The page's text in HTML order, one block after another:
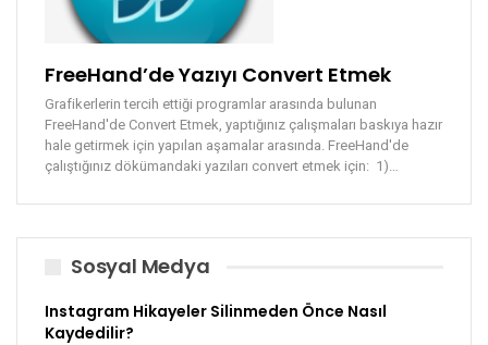
FreeHand’de Yazıyı Convert Etmek
Grafikerlerin tercih ettiği programlar arasında bulunan
FreeHand'de Convert Etmek, yaptığınız çalışmaları baskıya hazır
hale getirmek için yapılan aşamalar arasında. FreeHand'de
çalıştığınız dökümandaki yazıları convert etmek için: 1)…
Sosyal Medya
Instagram Hikayeler Silinmeden Önce Nasıl
Kaydedilir?